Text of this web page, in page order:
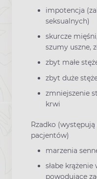
impotencja
seksualnych)
skurcze
szumy uszne,
zbyt małe
zbyt duże
zmniejszenie
krwi
Rzadko
pacjentów)
marzenia
słabe
powodujące